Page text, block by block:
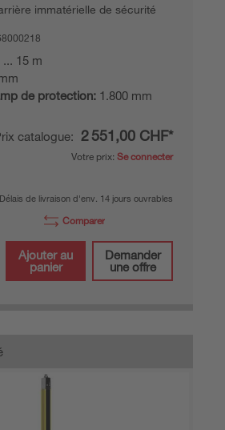
immatérielle de sécurité
... 15 m
de protection: 1.800 mm
catalogue: 2 551,00 CHF*
Votre prix: Se connecter
Délais de livraison d'env. 14 jours ouvrables
Comparer
Ajouter au
panier
Demander
une offre